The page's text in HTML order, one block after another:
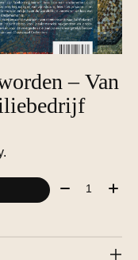
– Van
Quantity: